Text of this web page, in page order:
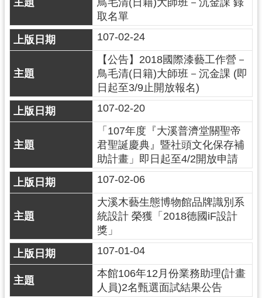
木
訊
公
志
工
地
出
版
與
創
商
品
鳥毛清(日籍)大師班－沉金課 錄
取名單
107-02-24
【公告】2018國際漆藝工作營－
鳥毛清(日籍)大師班－沉金課 (即
日起至3/9止開放報名)
107-02-20
「107年度『大溪普濟堂關聖帝
君聖誕慶典』暨社頭文化保存補
助計畫」即日起至4/2開放申請
107-02-06
大溪木藝生態博物館品牌識別系
統設計 榮獲「2018德國iF設計
獎」
107-01-04
本館106年12月份業務助理(計畫
人員)2名甄選面試結果公告